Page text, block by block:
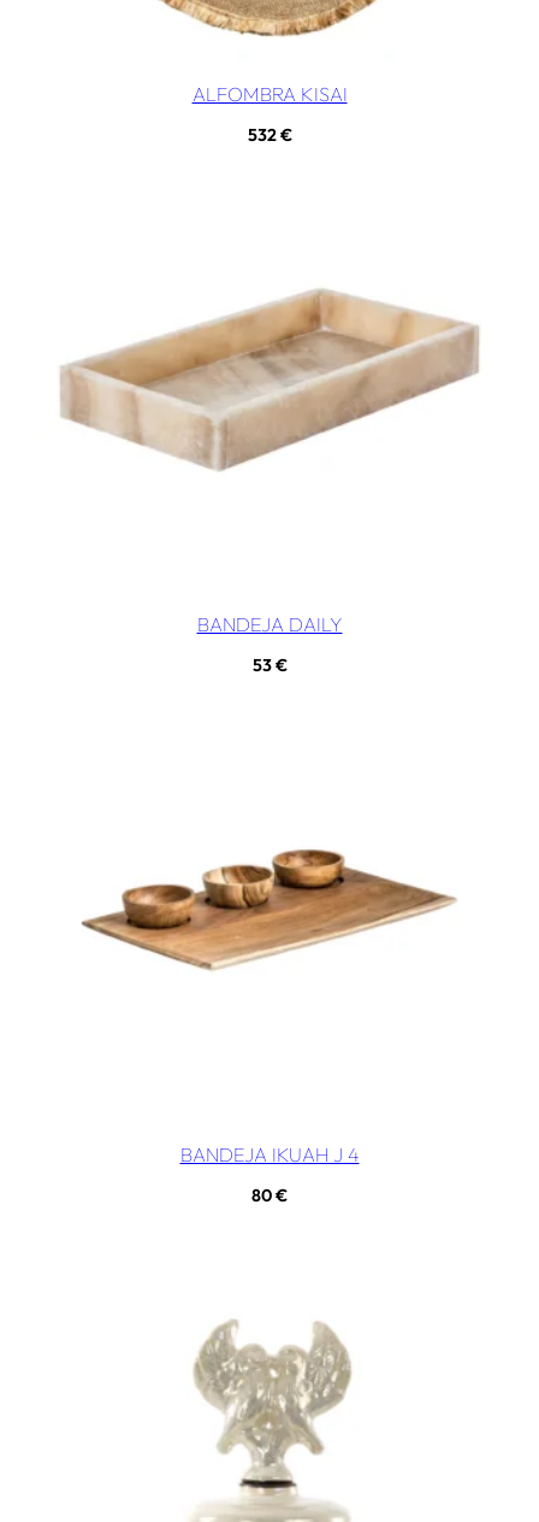
ALFOMBRA KISAI
532€
BANDEJA DAILY
53€
BANDEJA IKUAH J 4
80€